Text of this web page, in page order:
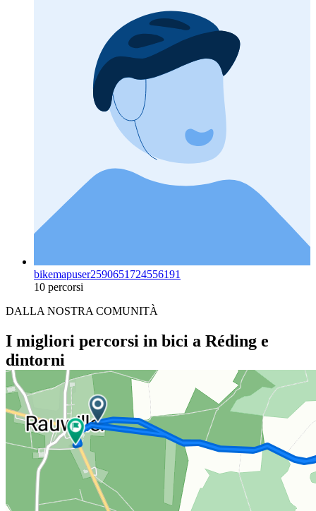
bikemapuser2590651724556191
10 percorsi
DALLA NOSTRA COMUNITÀ
I migliori percorsi in bici a Réding e
dintorni